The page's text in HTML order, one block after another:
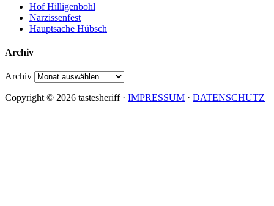
Hof Hilligenbohl
Narzissenfest
Hauptsache Hübsch
Archiv
Archiv
Copyright © 2026 tastesheriff · IMPRESSUM · DATENSCHUTZ